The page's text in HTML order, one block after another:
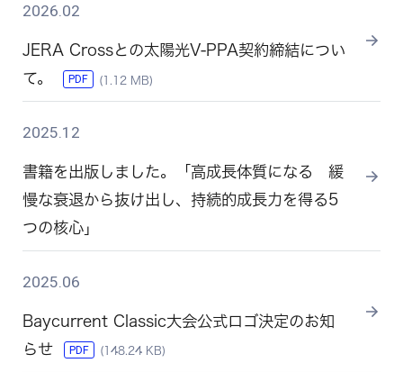
2026.02
JERA Crossとの太陽光V-PPA契約締結につい
て。
PDF (1.12 MB)
2025.12
書籍を出版しました。「高成長体質になる 緩
慢な衰退から抜け出し、持続的成長力を得る5
つの核心」
2025.06
Baycurrent Classic⼤会公式ロゴ決定のお知
らせ
PDF (148.24 KB)